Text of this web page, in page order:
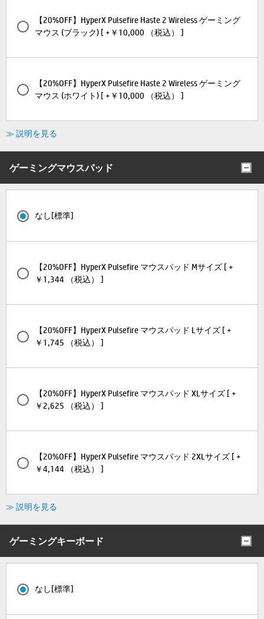
【20%OFF】HyperX Pulsefire Haste 2 Wireless ゲーミング
マウス (ブラック) [ +￥10,000 （税込） ]
【20%OFF】HyperX Pulsefire Haste 2 Wireless ゲーミング
マウス (ホワイト) [ +￥10,000 （税込） ]
≫ 説明を見る
ゲーミングマウスパッド
なし[標準]
【20%OFF】HyperX Pulsefire マウスパッド Mサイズ [ +
￥1,344 （税込） ]
【20%OFF】HyperX Pulsefire マウスパッド Lサイズ [ +
￥1,745 （税込） ]
【20%OFF】HyperX Pulsefire マウスパッド XLサイズ [ +
￥2,625 （税込） ]
【20%OFF】HyperX Pulsefire マウスパッド 2XLサイズ [ +
￥4,144 （税込） ]
≫ 説明を見る
ゲーミングキーボード
なし[標準]